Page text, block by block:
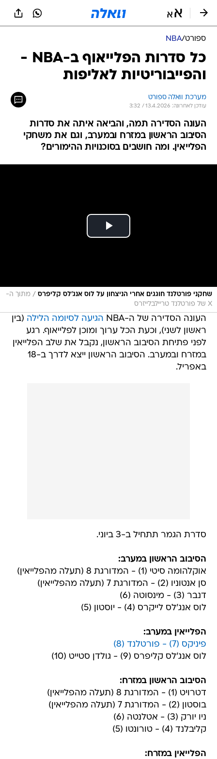
ספורט/
NBA
כל סדרות הפלייאוף ב-NBA -
והפייבוריטיות לאליפות
מערכת וואלה ספורט
עודכן לאחרונה: 13.4.2026 / 3:32
העונה הסדירה תמה, והביאה איתה את סדרות
הסיבוב הראשון במזרח ובמערב, וגם את משחקי
הפלייאין. ומה חושבים בסוכנויות ההימורים?
שחקני פורטלנד חוגגים אחרי הניצחון על לוס אנג'לס קליפרס / מתוך ה-
X של פורטלנד טריילבלייזרס
העונה הסדירה של ה-NBA הגיעה לסיומה הלילה (בין
ראשון לשני), וכעת הכל ערוך ומוכן לפלייאוף. רגע
לפני פתיחת הסיבוב הראשון, נקבל את שלב הפלייאין
במזרח ובמערב. הסיבוב הראשון ייצא לדרך ב-18
באפריל.
סדרת הגמר תתחיל ב-3 ביוני.
הסיבוב הראשון במערב:
אוקלהומה סיטי (1) - המדורגת 8 (תעלה מהפלייאין)
סן אנטוניו (2) - המדורגת 7 (תעלה מהפלייאין)
דנבר (3) - מינסוטה (6)
לוס אנג'לס לייקרס (4) - יוסטון (5)
הפלייאין במערב:
פיניקס (7) - פורטלנד (8)
לוס אנג'לס קליפרס (9) - גולדן סטייט (10)
הסיבוב הראשון במזרח:
דטרויט (1) - המדורגת 8 (תעלה מהפלייאין)
בוסטון (2) - המדורגת 7 (תעלה מהפלייאין)
ניו יורק (3) - אטלנטה (6)
קליבלנד (4) - טורונטו (5)
הפלייאין במזרח: